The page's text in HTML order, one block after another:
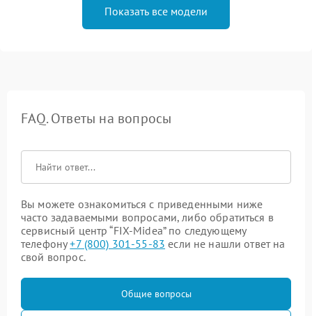
Показать все модели
FAQ. Ответы на вопросы
Вы можете ознакомиться с приведенными ниже
часто задаваемыми вопросами, либо обратиться в
сервисный центр “FIX-Midea” по следующему
телефону+7 (800) 301-55-83 если не нашли ответ на
свой вопрос.
Общие вопросы